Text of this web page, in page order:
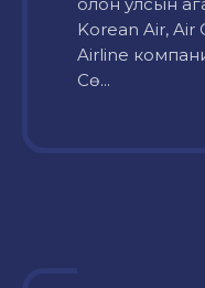
Korean Air, Air
Airline
Сө...